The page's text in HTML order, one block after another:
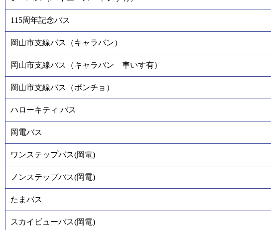
115周年記念バス
岡山市支線バス（キャラバン）
岡山市支線バス（キャラバン 車いす有）
岡山市支線バス（ポンチョ）
ハローキティ バス
岡電バス
ワンステップバス(岡電)
ノンステップバス(岡電)
たまバス
スカイビューバス(岡電)